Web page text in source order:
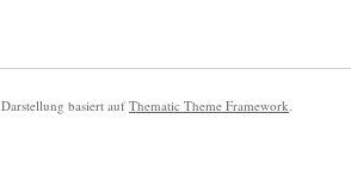
. Darstellung basiert auf Thematic Theme Framework